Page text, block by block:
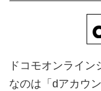
ドコモオンライ
なのは「dアカウ